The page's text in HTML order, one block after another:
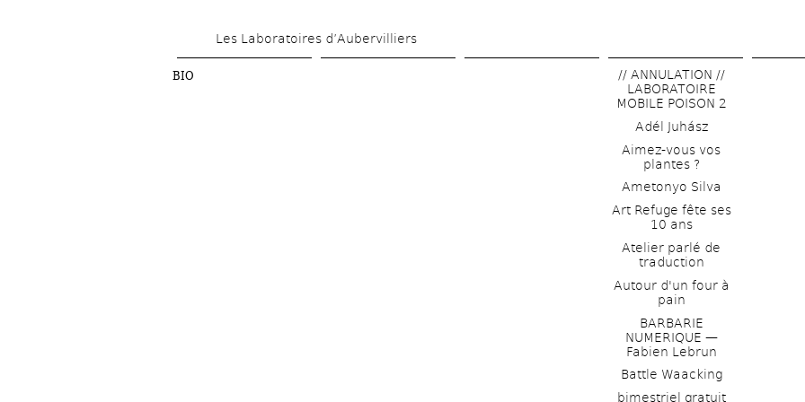
main
Les Laboratoires d’Aubervilliers
BIO
// ANNULATION //
LABORATOIRE
MOBILE POISON 2
Adél Juhász
Aimez-vous vos
plantes ?
Ametonyo Silva
Art Refuge fête ses
10 ans
Atelier parlé de
traduction
Autour d'un four à
pain
BARBARIE
NUMERIQUE —
Fabien Lebrun
Battle Waacking
bimestriel gratuit